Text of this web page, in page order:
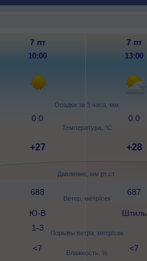
Осадки за 3 часа, мм
Температура, °C
Давление, мм рт.ст.
Ветер, метр/сек
Порывы ветра, метр/сек
Влажность, %
7 пт 7 пт
10:00 13:00
0.0 0.0
+27 +28
688 687
Ю-В
1-3
Штиль
<7 <7